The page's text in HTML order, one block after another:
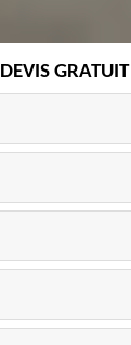
DEVIS GRATUIT